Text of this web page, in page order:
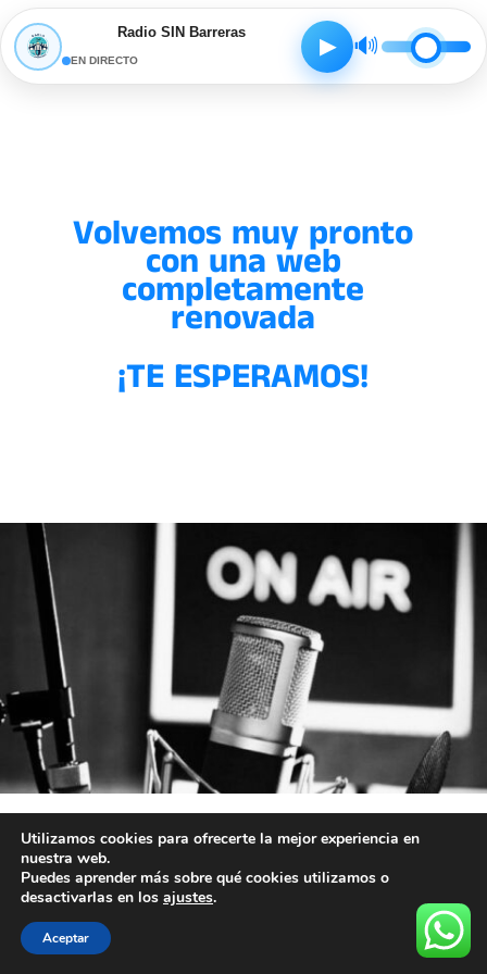
Radio SIN Barreras
EN DIRECTO
▶ 🔊
Volvemos muy pronto
con una web
completamente
renovada
¡TE ESPERAMOS!
Utilizamos cookies para ofrecerte la mejor experiencia en
nuestra web.
Puedes aprender más sobre qué cookies utilizamos o
desactivarlas en los ajustes.
Aceptar